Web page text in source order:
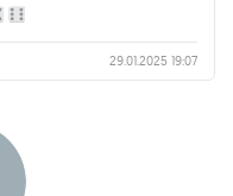
29.01.2025 19:07